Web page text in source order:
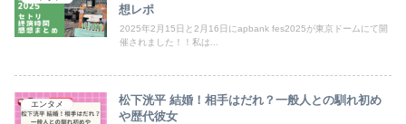
想レポ
2025年2月15日と2月16日にapbank fes2025が東京ドームにて開
催されました！！私は...
エンタメ
松下洸平 結婚！相手はだれ？一般人との馴れ初め
や歴代彼女